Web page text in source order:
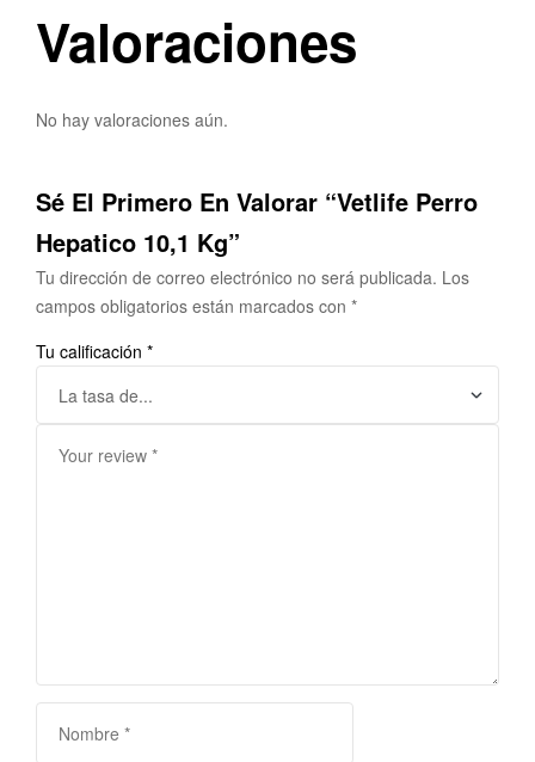
Valoraciones
No hay valoraciones aún.
Sé El Primero En Valorar “Vetlife Perro
Hepatico 10,1 Kg”
Tu dirección de correo electrónico no será publicada. Los
campos obligatorios están marcados con *
Tu calificación *